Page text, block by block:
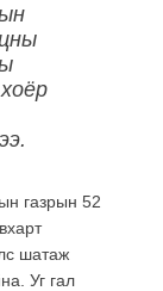
газрын 52
шатаж
Уг гал